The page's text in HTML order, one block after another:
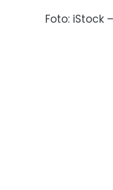
Foto: iStock